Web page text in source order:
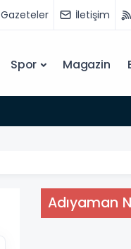
Gazeteler İletişim
Spor Magazin
Adıyaman